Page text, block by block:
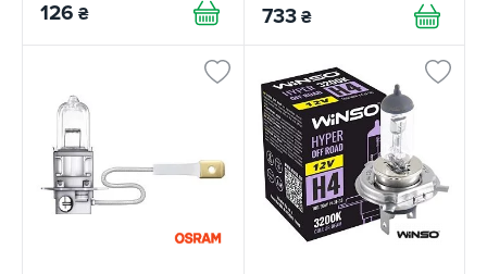
126 ₴ 733 ₴